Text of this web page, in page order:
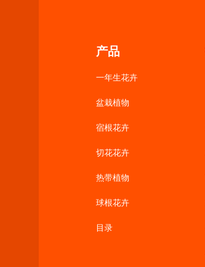
产品
一年生花卉
盆栽植物
宿根花卉
切花花卉
热带植物
球根花卉
目录